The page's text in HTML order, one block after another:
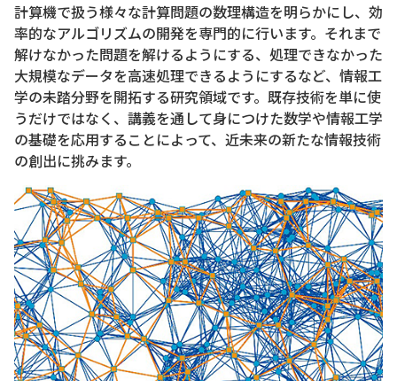
計算機で扱う様々な計算問題の数理構造を明らかにし、効
率的なアルゴリズムの開発を専門的に行います。それまで
解けなかった問題を解けるようにする、処理できなかった
大規模なデータを高速処理できるようにするなど、情報工
学の未踏分野を開拓する研究領域です。既存技術を単に使
うだけではなく、講義を通して身につけた数学や情報工学
の基礎を応用することによって、近未来の新たな情報技術
の創出に挑みます。